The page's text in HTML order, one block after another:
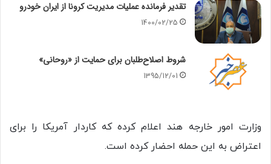
تقدیر فرمانده عملیات مدیریت کرونا از ایران خودرو
1400/02/25
شروط اصلاح‌طلبان برای حمایت از «روحانی»
1395/12/01
وزارت امور خارجه هند اعلام کرده که کاردار آمریکا را برای
اعتراض به این حمله احضار کرده است.